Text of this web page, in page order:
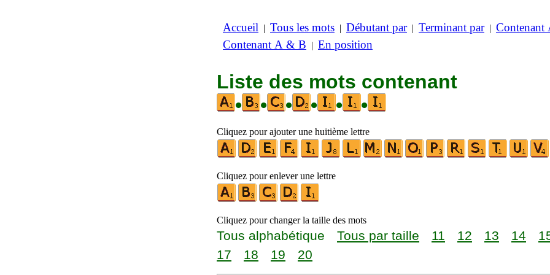
Accueil | Tous les mots | Débutant par| Terminant par| Contenant
Contenant A & B | En position
Liste des mots contenant
•
• • • • •
Cliquez pour ajouter une huitième lettre
Cliquez pour enlever une lettre
Cliquez pour changer la taille des mots
Tous alphabétique Tous par taille 11 12 13 14
17
18 19 20